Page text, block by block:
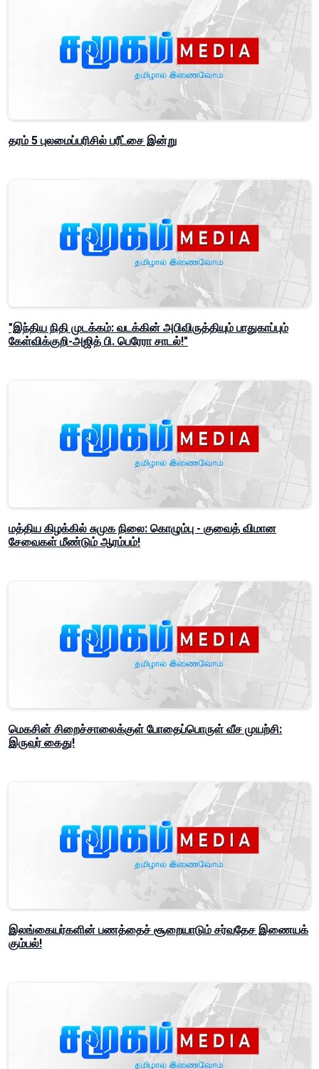
தரம் 5 புலமைப்பரிசில் பரீட்சை இன்று
"இந்திய நிதி முடக்கம்: வடக்கின் அபிவிருத்தியும் பாதுகாப்பும்
கேள்விக்குறி-அஜித் பி. பெரேரா சாடல்!"
மத்திய கிழக்கில் சுமுக நிலை: கொழும்பு - குவைத் விமான
சேவைகள் மீண்டும் ஆரம்பம்!
மெகசின் சிறைச்சாலைக்குள் போதைப்பொருள் வீச முயற்சி:
இருவர் கைது!
இலங்கையர்களின் பணத்தைச் சூறையாடும் சர்வதேச இணையக்
கும்பல்!